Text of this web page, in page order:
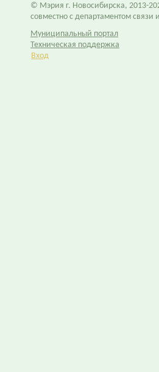
© Мэрия г. Новосибирска, 2013-
совместно с департаментом
Муниципальный портал
Техническая поддержка
Вход